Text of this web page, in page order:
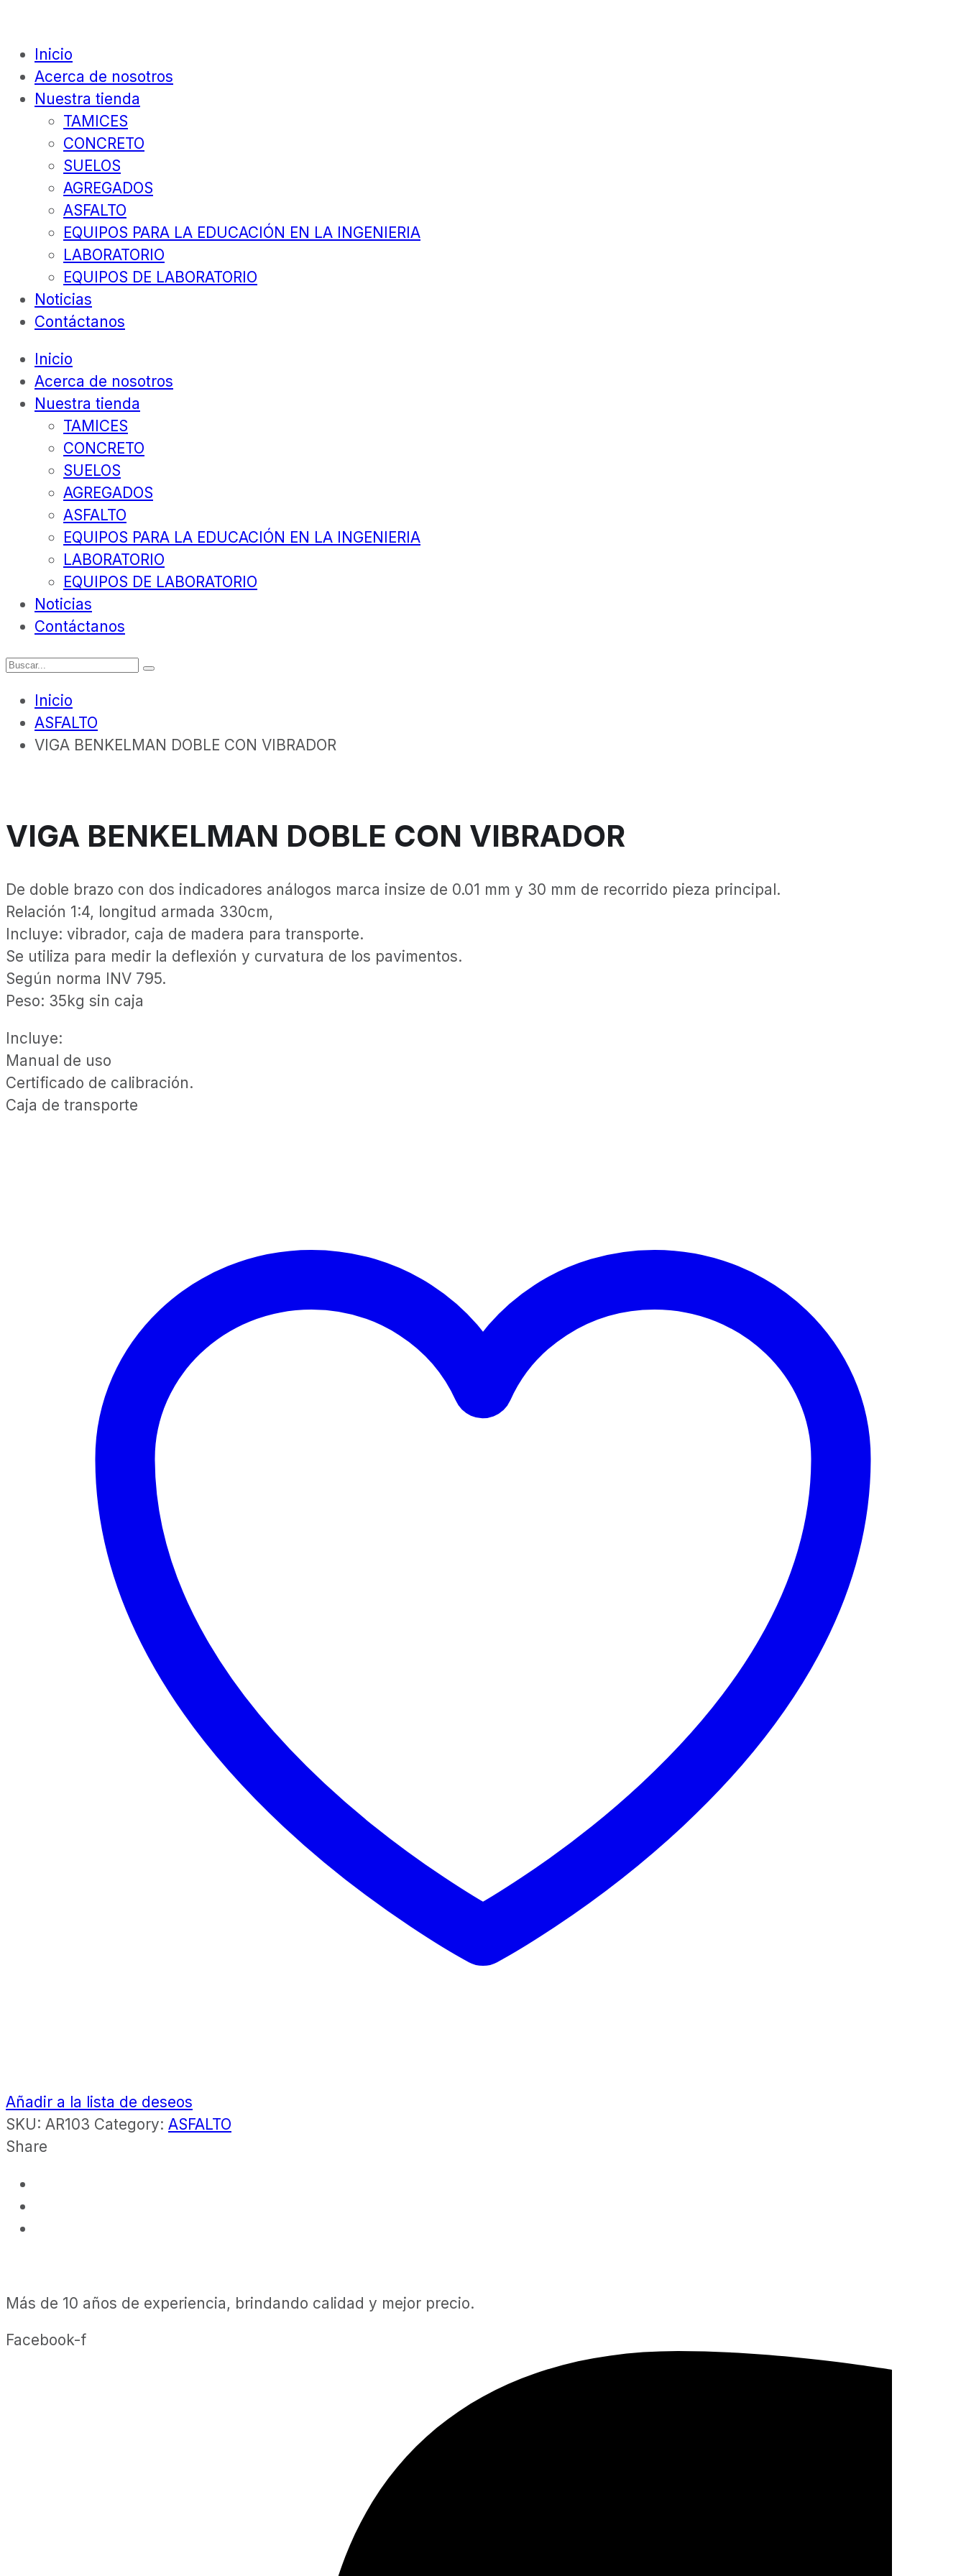
Inicio
Acerca de nosotros
Nuestra tienda
TAMICES
CONCRETO
SUELOS
AGREGADOS
ASFALTO
EQUIPOS PARA LA EDUCACIÓN EN LA INGENIERIA
LABORATORIO
EQUIPOS DE LABORATORIO
Noticias
Contáctanos
Inicio
Acerca de nosotros
Nuestra tienda
TAMICES
CONCRETO
SUELOS
AGREGADOS
ASFALTO
EQUIPOS PARA LA EDUCACIÓN EN LA INGENIERIA
LABORATORIO
EQUIPOS DE LABORATORIO
Noticias
Contáctanos
Inicio
ASFALTO
VIGA BENKELMAN DOBLE CON VIBRADOR
VIGA BENKELMAN DOBLE CON VIBRADOR
De doble brazo con dos indicadores análogos marca insize de 0.01 mm y 30 mm de recorrido pieza principal.
Relación 1:4, longitud armada 330cm,
Incluye: vibrador, caja de madera para transporte.
Se utiliza para medir la deflexión y curvatura de los pavimentos.
Según norma INV 795.
Peso: 35kg sin caja
Incluye:
Manual de uso
Certificado de calibración.
Caja de transporte
Añadir a la lista de deseos
SKU: AR103 Category: ASFALTO
Share
Más de 10 años de experiencia, brindando calidad y mejor precio.
Facebook-f